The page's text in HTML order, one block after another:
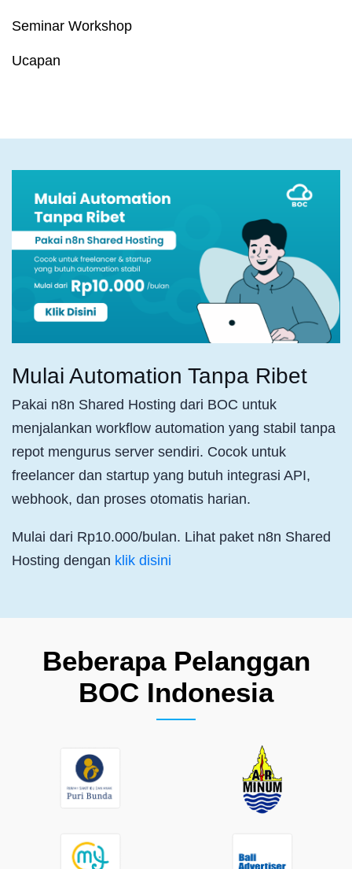
Seminar Workshop
Ucapan
Mulai Automation Tanpa Ribet
Pakai n8n Shared Hosting dari BOC untuk
menjalankan workflow automation yang stabil tanpa
repot mengurus server sendiri. Cocok untuk
freelancer dan startup yang butuh integrasi API,
webhook, dan proses otomatis harian.
Mulai dari Rp10.000/bulan. Lihat paket n8n Shared
Hosting dengan klik disini
Beberapa Pelanggan
BOC Indonesia